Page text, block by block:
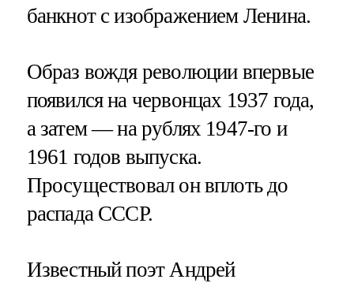
банкнот с изображением Ленина.
Образ вождя революции впервые
появился на червонцах 1937 года,
а затем — на рублях 1947-го и
1961 годов выпуска.
Просуществовал он вплоть до
распада СССР.
Известный поэт Андрей